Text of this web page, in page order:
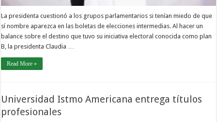
La presidenta cuestionó a los grupos parlamentarios si tenían miedo de que
sí nombre aparezca en las boletas de elecciones intermedias. Al hacer un
balance sobre el destino que tuvo su iniciativa electoral conocida como plan
B, la presidenta Claudia …
Read More »
Universidad Istmo Americana entrega títulos
profesionales